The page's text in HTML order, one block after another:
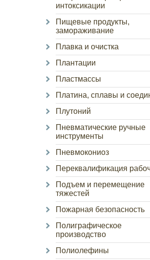
интоксикации
Пищевые продукты,
замораживание
Плавка и очистка
Плантации
Пластмассы
Платина, сплавы и
Плутоний
Пневматические ручные
инструменты
Пневмокониоз
Переквалификация
Подъем и перемещение
тяжестей
Пожарная безопасность
Полиграфическое
производство
Полиолефины